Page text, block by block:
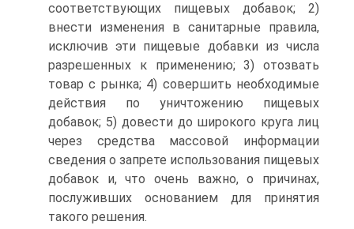
соответствующих пищевых добавок; 2)
внести изменения в санитарные правила,
исключив эти пищевые добавки из числа
разрешенных к применению; 3) отозвать
товар с рынка; 4) совершить необходимые
действия по уничтожению пищевых
добавок; 5) довести до широкого круга лиц
через средства массовой информации
сведения о запрете использования пищевых
добавок и, что очень важно, о причинах,
послуживших основанием для принятия
такого решения.